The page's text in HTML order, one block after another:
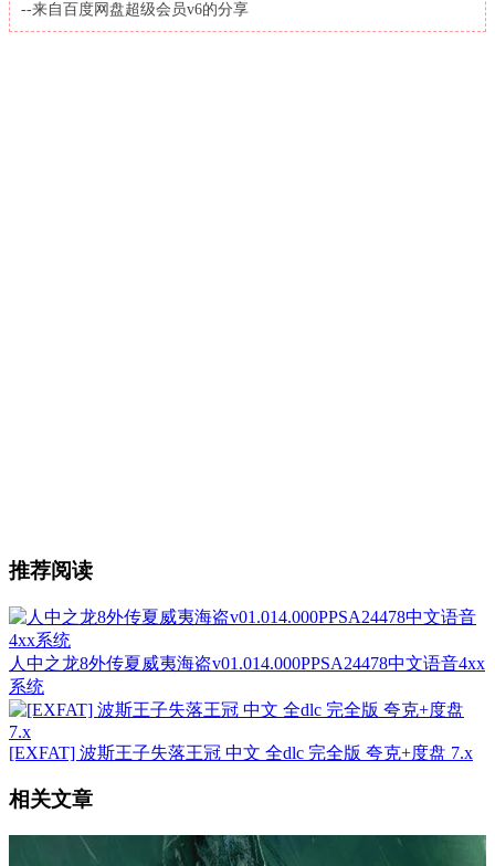
--来自百度网盘超级会员v6的分享
推荐阅读
人中之龙8外传夏威夷海盗v01.014.000PPSA24478中文语音4xx
系统
[EXFAT] 波斯王子失落王冠 中文 全dlc 完全版 夸克+度盘 7.x
相关文章